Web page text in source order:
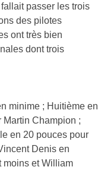
passer les trois
des pilotes
ont très bien
dont trois
minime ; Huitième en
Martin Champion ;
en 20 pouces pour
Denis en
moins et William